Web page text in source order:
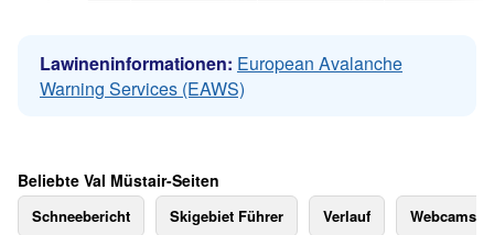
Lawineninformationen: European Avalanche
Warning Services (EAWS)
Beliebte Val Müstair-Seiten
Schneebericht Skigebiet Führer Verlauf Webcams